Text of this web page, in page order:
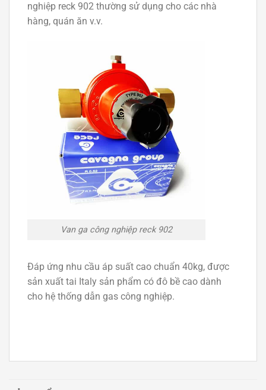
nghiệp reck 902 thường sử dụng cho các nhà
hàng, quán ăn v.v.
Van ga công nghiệp reck 902
Đáp ứng nhu cầu áp suất cao chuẩn 40kg, được
sản xuất tai Italy sản phẩm có đô bề cao dành
cho hệ thống dẫn gas công nghiệp.